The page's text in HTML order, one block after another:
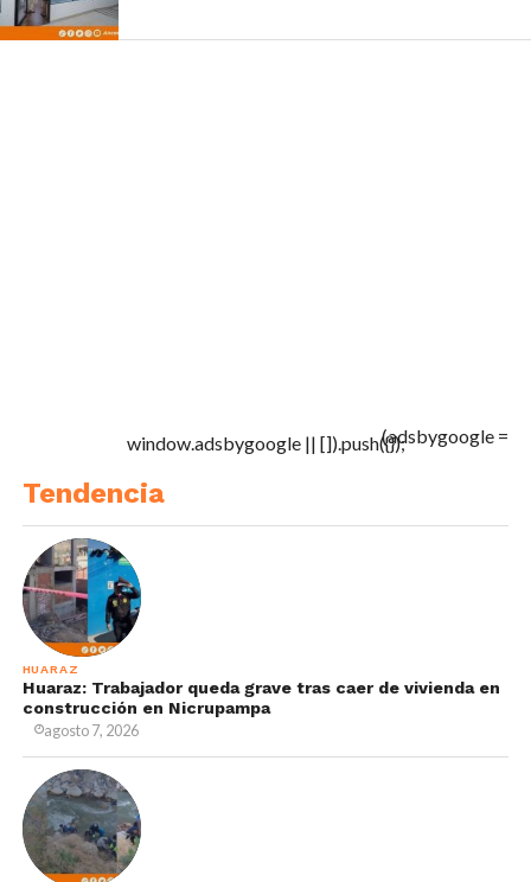
(adsbygoogle =
window.adsbygoogle || []).push({});
Tendencia
HUARAZ
Huaraz: Trabajador queda grave tras caer de vivienda en
construcción en Nicrupampa
agosto 7, 2026